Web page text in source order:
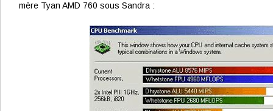
mère Tyan AMD 760 sous Sandra :